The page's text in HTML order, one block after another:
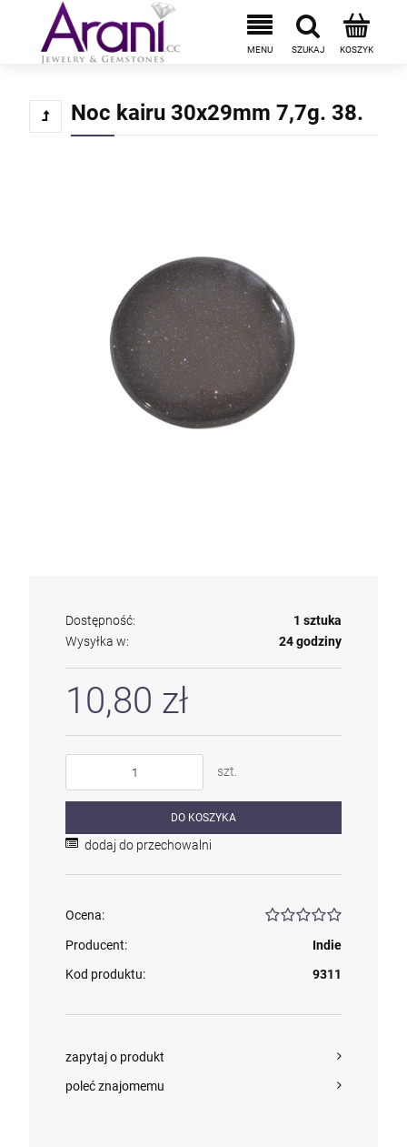
Noc kairu 30x29mm 7,7g. 38.
Dostępność:
1 sztuka
Wysyłka w:
24 godziny
10,80 zł
szt.
DO KOSZYKA
dodaj do przechowalni
Ocena:
Producent:
Indie
Kod produktu:
9311
zapytaj o produkt
poleć znajomemu